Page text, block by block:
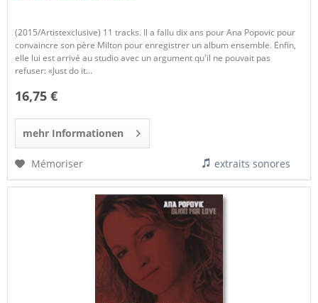
(2015/Artistexclusive) 11 tracks. Il a fallu dix ans pour Ana Popovic pour
convaincre son père Milton pour enregistrer un album ensemble. Enfin,
elle lui est arrivé au studio avec un argument qu'il ne pouvait pas
refuser: «Just do it...
16,75 €
mehr Informationen
Mémoriser extraits sonores